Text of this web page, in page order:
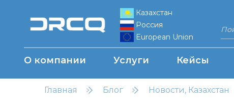
Казахстан
Россия
European Union
О компании Услуги Кейсы
Главная Блог Новости, Казахстан